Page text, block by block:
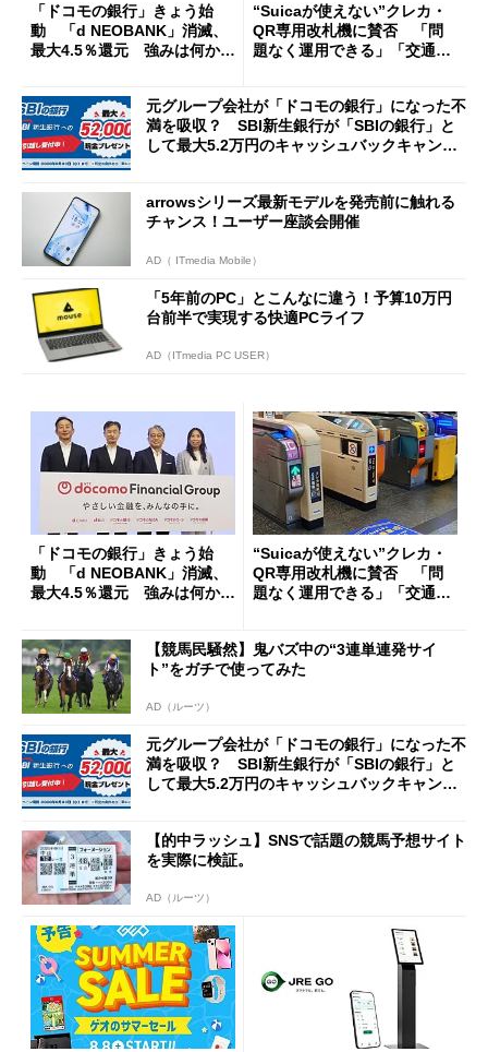
「ドコモの銀行」きょう始
動 「d NEOBANK」消滅、
最大4.5％還元 強みは何か解
“Suicaが使えない”クレカ・
QR専用改札機に賛否 「問
題なく運用できる」「交通系I
元グループ会社が「ドコモの銀行」になった不
満を吸収？ SBI新生銀行が「SBIの銀行」と
して最大5.2万円のキャッシュバックキャンペ
arrowsシリーズ最新モデルを発売前に触れる
チャンス！ユーザー座談会開催
AD（ ITmedia Mobile）
「5年前のPC」とこんなに違う！予算10万円
台前半で実現する快適PCライフ
AD（ITmedia PC USER）
「ドコモの銀行」きょう始
動 「d NEOBANK」消滅、
最大4.5％還元 強みは何か解
“Suicaが使えない”クレカ・
QR専用改札機に賛否 「問
題なく運用できる」「交通系I
【競馬民騒然】鬼バズ中の“3連単連発サイ
ト”をガチで使ってみた
AD（ルーツ）
元グループ会社が「ドコモの銀行」になった不
満を吸収？ SBI新生銀行が「SBIの銀行」と
して最大5.2万円のキャッシュバックキャンペ
【的中ラッシュ】SNSで話題の競馬予想サイト
を実際に検証。
AD（ルーツ）